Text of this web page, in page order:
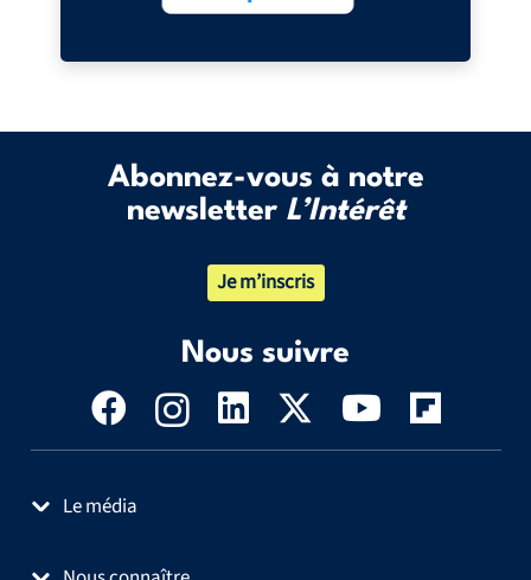
Abonnez-vous à notre
newsletter L’Intérêt
Je m’inscris
Nous suivre
Le média